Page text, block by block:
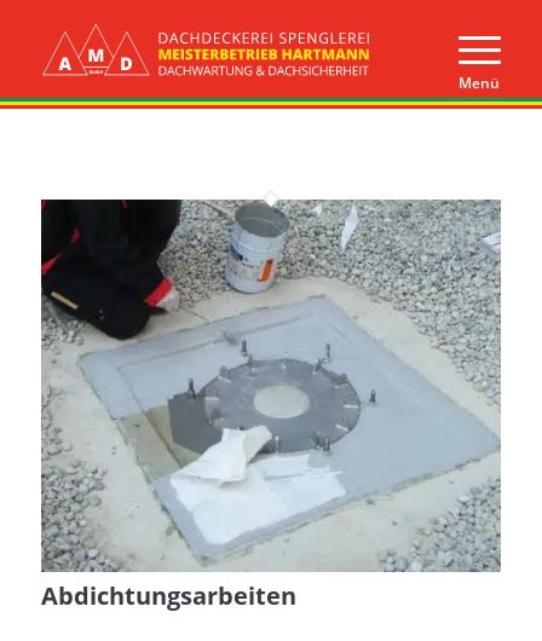
Abdichtungsarbeiten